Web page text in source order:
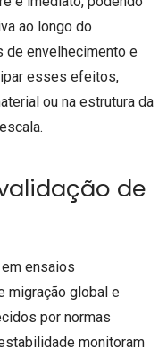
ao longo do
de envelhecimento e
esses efeitos,
ou na estrutura da
de
ensaios
migração global e
por normas
monitoram